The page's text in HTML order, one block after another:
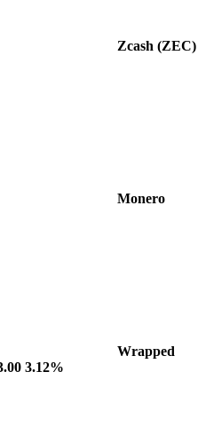
Zcash (ZEC)
Monero
Wrapped
3.12%